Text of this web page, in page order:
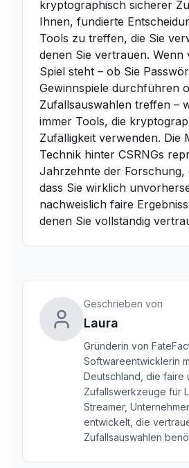
kryptographisch sicherer
Ihnen, fundierte
Tools zu treffen, die Sie
denen Sie vertrauen. Wenn
Spiel steht – ob Sie
Gewinnspiele durchführen
Zufallsauswahlen treffen –
immer Tools, die
Zufälligkeit verwenden. Die
Technik hinter CSRNGs
Jahrzehnte der Forschung,
dass Sie wirklich
nachweislich faire
denen Sie vollständig
Geschrieben von
Laura
Gründerin von
Softwareentwicklerin
Deutschland, die faire
Zufallswerkzeuge für
Streamer,
entwickelt, die
Zufallsauswahlen